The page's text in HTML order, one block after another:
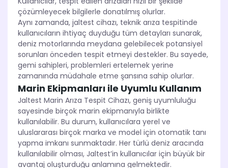
çözümleyecek bilgilerle donatılmış olurlar.
Aynı zamanda, jaltest cihazı, teknik arıza tespitinde
kullanıcıların ihtiyaç duyduğu tüm detayları sunarak,
deniz motorlarında meydana gelebilecek potansiyel
sorunları önceden tespit etmeyi destekler. Bu sayede,
gemi sahipleri, problemleri ertelemek yerine
zamanında müdahale etme şansına sahip olurlar.
Marin Ekipmanları ile Uyumlu Kullanım
Jaltest Marin Arıza Tespit Cihazı, geniş uyumluluğu
sayesinde birçok marin ekipmanıyla birlikte
kullanılabilir. Bu durum, kullanıcılara yerel ve
uluslararası birçok marka ve model için otomatik tanı
yapma imkanı sunmaktadır. Her türlü deniz aracında
kullanılabilir olması, Jaltest’in kullanıcılar için büyük bir
avantaj oluşturduğu anlamına gelmektedir.